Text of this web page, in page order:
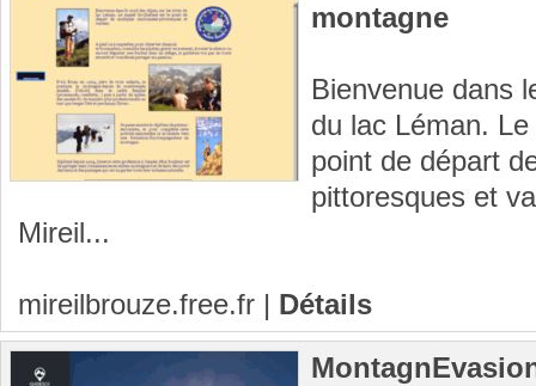
montagne
Bienvenue dans
du lac Léman.
point de départ
pittoresques et
Mireil...
mireilbrouze.free.fr | Détails